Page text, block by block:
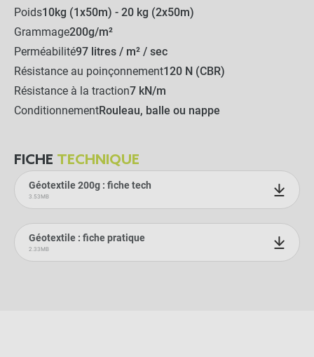
Poids10kg (1x50m) - 20 kg (2x50m)
Grammage200g/m²
Perméabilité97 litres / m² / sec
Résistance au poinçonnement120 N (CBR)
Résistance à la traction7 kN/m
ConditionnementRouleau, balle ou nappe
FICHE TECHNIQUE
Géotextile 200g : fiche tech
3.53MB
Géotextile : fiche pratique
2.33MB